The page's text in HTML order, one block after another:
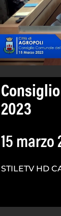
2023
15 marzo
STILETV HD